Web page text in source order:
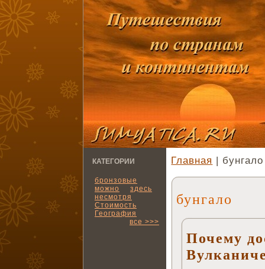
КАТЕГОРИИ
бронзовые
можно
здесь
несмотря
Стоимость
География
все >>>
Главная | бунгало
бунгало
Почему